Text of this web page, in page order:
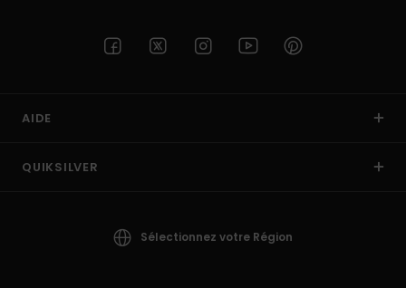
AIDE
QUIKSILVER
Sélectionnez votre Région